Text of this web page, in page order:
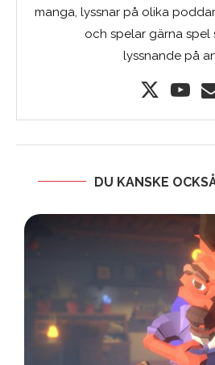
manga, lyssnar på olika
och spelar gärna spel
lyssnande på
DU KANSKE